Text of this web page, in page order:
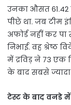
उनका औसत 61.42
पीछे था. जब टीम
अफोर्ड नहीं कर पा
निभाई. वह श्रेष्ठ
में द्रविड़ ने 73 एक
के बाद सबसे ज्यादा
टेस्ट के बाद वनडे